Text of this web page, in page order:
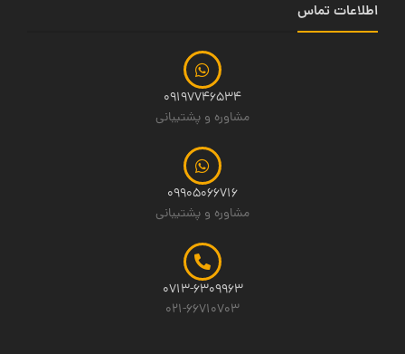
اطلاعات تماس
09197746534
مشاوره و پشتیبانی
09905066716
مشاوره و پشتیبانی
0713-6309963
021-66710703